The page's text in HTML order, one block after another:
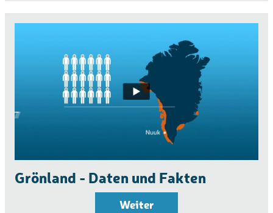
Grönland - Daten und Fakten
Weiter